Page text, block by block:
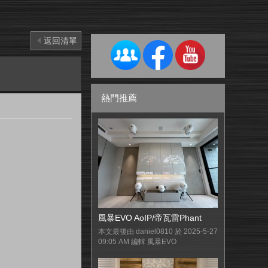
返回清單
熱門推薦
風暴EVO AoIP/帝瓦雷Phant
本文最後由 daniel0810 於 2025-5-27
09:05 AM 編輯 風暴EVO